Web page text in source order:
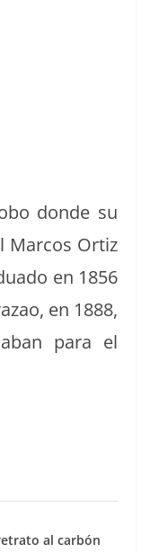
donde su
Mar­cos Ortiz
en 1856
en 1888,
para el
al car­bón